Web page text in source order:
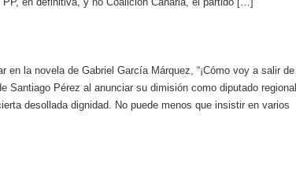
en la novela de Gabriel García Márquez, “¡Cómo voy a salir de
Santiago Pérez al anunciar su dimisión como diputado regional
desollada dignidad. No puede menos que insistir en varios